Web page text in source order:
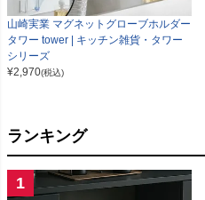
山崎実業 マグネットグローブホルダー
タワー tower | キッチン雑貨・タワー
シリーズ
¥2,970(税込)
ランキング
1